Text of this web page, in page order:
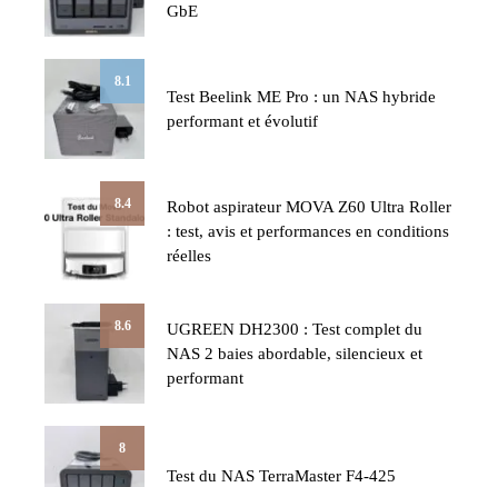
GbE
8.1
Test Beelink ME Pro : un NAS hybride
performant et évolutif
8.4
Robot aspirateur MOVA Z60 Ultra Roller
: test, avis et performances en conditions
réelles
8.6
UGREEN DH2300 : Test complet du
NAS 2 baies abordable, silencieux et
performant
8
Test du NAS TerraMaster F4-425